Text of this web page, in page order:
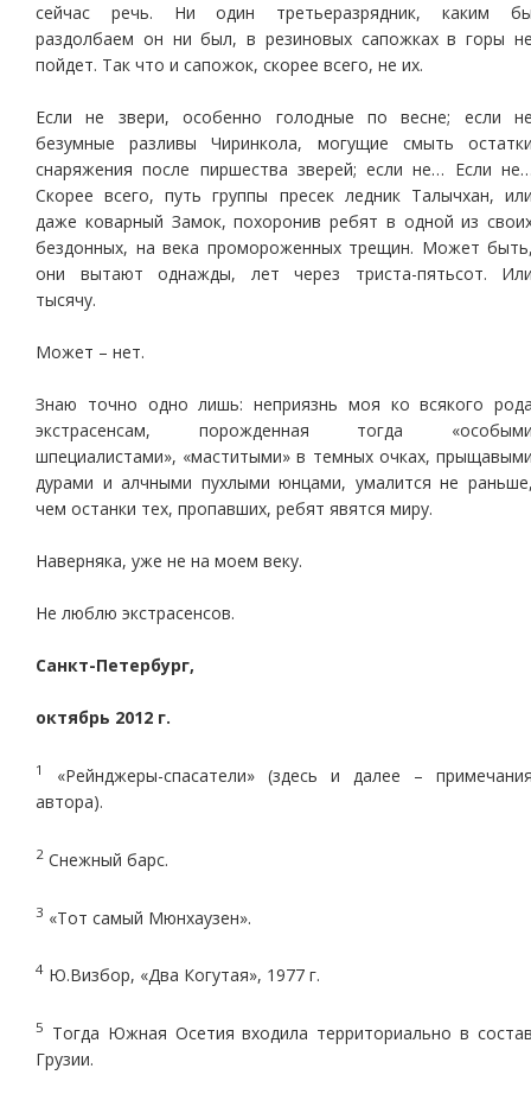
сейчас речь. Ни один третьеразрядник, каким
раздолбаем он ни был, в резиновых сапожках в горы
пойдет. Так что и сапожок, скорее всего, не их.
Если не звери, особенно голодные по весне; если
безумные разливы Чиринкола, могущие смыть
снаряжения после пиршества зверей; если не… Если
Скорее всего, путь группы пресек ледник Талычхан,
даже коварный Замок, похоронив ребят в одной из
бездонных, на века промороженных трещин. Может
они вытают однажды, лет через триста-пятьсот.
тысячу.
Может – нет.
Знаю точно одно лишь: неприязнь моя ко всякого
экстрасенсам, порожденная тогда
шпециалистами», «маститыми» в темных очках,
дурами и алчными пухлыми юнцами, умалится не
чем останки тех, пропавших, ребят явятся миру.
Наверняка, уже не на моем веку.
Не люблю экстрасенсов.
Санкт-Петербург,
октябрь 2012 г.
1
«Рейнджеры-спасатели» (здесь и далее –
автора).
2 Снежный барс.
3 «Тот самый Мюнхаузен».
4 Ю.Визбор, «Два Когутая», 1977 г.
5 Тогда Южная Осетия входила территориально в
Грузии.